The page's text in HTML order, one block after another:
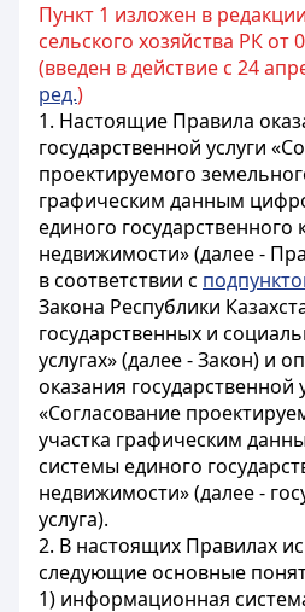
Пункт 1 изложен в редакции
сельского хозяйства РК от
(введен в действие с 24
ред.)
1. Настоящие Правила
государственной услуги
проектируемого
графическим данным
единого государственного
недвижимости» (далее -
в соответствии с
Закона Республики
государственных и
услугах» (далее - Закон) и
оказания государственной
«Согласование
участка графическим
системы единого
недвижимости» (далее -
услуга).
2. В настоящих Правилах
следующие основные
1) информационная